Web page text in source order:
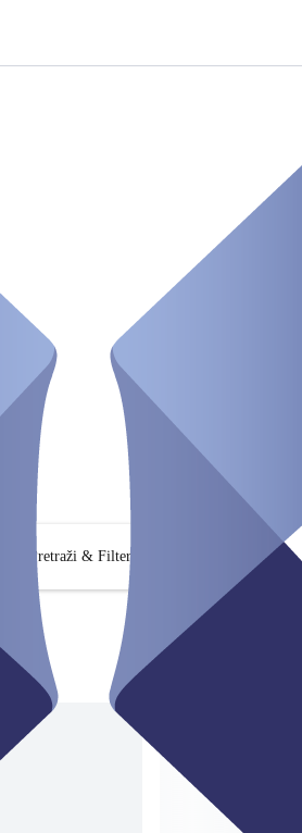
Pretraži & Filter